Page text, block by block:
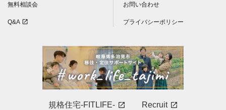
無料相談会
Q&A open_in_new
お問い合わせ
プライバシーポリシー
規格住宅-FITLIFE- open_in_new Recruit open_in_new